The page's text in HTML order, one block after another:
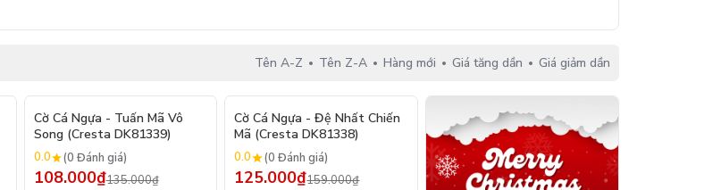
Tên A-Z Tên Z-A Hàng mới Giá tăng dần Giá giảm dần
- 20%
Cờ Cá Ngựa - Tuấn Mã Vô
Song (Cresta DK81339)
0.0 (0 Đánh giá)
108.000₫135.000₫
- 21%
Cờ Cá Ngựa - Đệ Nhất Chiến
Mã (Cresta DK81338)
0.0 (0 Đánh giá)
125.000₫159.000₫